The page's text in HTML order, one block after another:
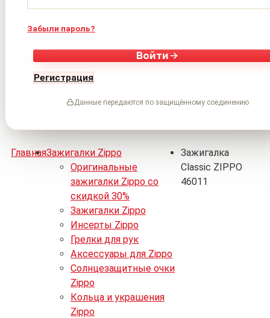
Забыли пароль?
Войти
Регистрация
Данные передаются по защищённому соединению
ГлавнаяЗажигалки Zippo
Оригинальные
зажигалки Zippo со
скидкой 30%
Зажигалки Zippo
Инсерты Zippo
Грелки для рук
Аксессуары для Zippo
Солнцезащитные очки
Zippo
Кольца и украшения
Zippo
Зажигалка
Classic ZIPPO
46011